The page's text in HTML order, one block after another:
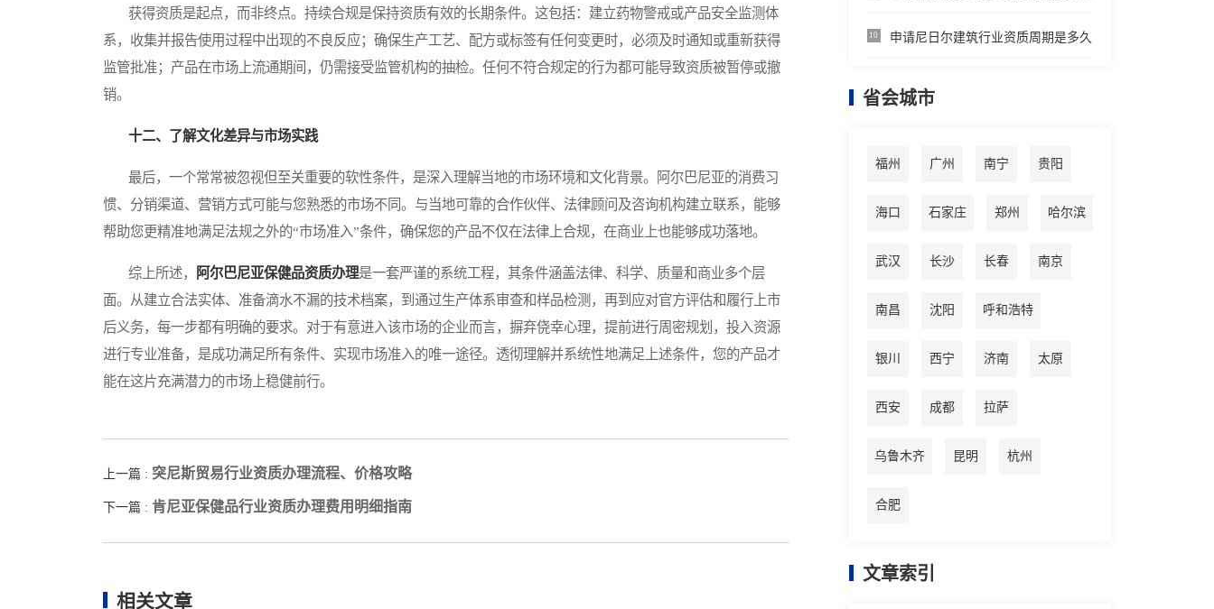
获得资质是起点，而非终点。持续合规是保持资质有效的长期条件。这包括：建立药物警戒或产品安全监测体
系，收集并报告使用过程中出现的不良反应；确保生产工艺、配方或标签有任何变更时，必须及时通知或重新获得
监管批准；产品在市场上流通期间，仍需接受监管机构的抽检。任何不符合规定的行为都可能导致资质被暂停或撤
销。
十二、了解文化差异与市场实践
最后，一个常常被忽视但至关重要的软性条件，是深入理解当地的市场环境和文化背景。阿尔巴尼亚的消费习
惯、分销渠道、营销方式可能与您熟悉的市场不同。与当地可靠的合作伙伴、法律顾问及咨询机构建立联系，能够
帮助您更精准地满足法规之外的“市场准入”条件，确保您的产品不仅在法律上合规，在商业上也能够成功落地。
综上所述， 阿尔巴尼亚保健品资质办理是一套严谨的系统工程，其条件涵盖法律、科学、质量和商业多个层
面。从建立合法实体、准备滴水不漏的技术档案，到通过生产体系审查和样品检测，再到应对官方评估和履行上市
后义务，每一步都有明确的要求。对于有意进入该市场的企业而言，摒弃侥幸心理，提前进行周密规划，投入资源
进行专业准备，是成功满足所有条件、实现市场准入的唯一途径。透彻理解并系统性地满足上述条件，您的产品才
能在这片充满潜力的市场上稳健前行。
上一篇 : 突尼斯贸易行业资质办理流程、价格攻略
下一篇 : 肯尼亚保健品行业资质办理费用明细指南
相关文章
10 申请尼日尔建筑行业资质周期是多久
省会城市
福州 广州 南宁 贵阳
海口 石家庄 郑州 哈尔滨
武汉 长沙 长春 南京
南昌 沈阳 呼和浩特
银川 西宁 济南 太原
西安 成都 拉萨
乌鲁木齐 昆明 杭州
合肥
文章索引